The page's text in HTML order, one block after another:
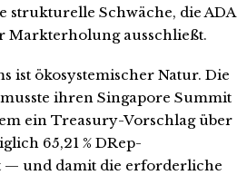
strukturelle Schwäche, die ADA
Markterholung ausschließt.
ist ökosystemischer Natur. Die
ihren Singapore Summit
ein Treasury-Vorschlag über
65,21 % DRep-
— und damit die erforderliche